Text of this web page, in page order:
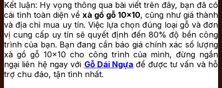
Kết luận: Hy vọng thông qua bài viết trên đây, bạn đã có
cái tình toàn diện về xà gồ gỗ 10×10, cũng như giá thành
và địa chỉ mua uy tín. Việc lựa chọn đúng loại gỗ và đơn
vị cung cấp uy tín sẽ quyết định đến 80% độ bền công
trình của bạn. Bạn đang cần báo giá chính xác số lượng
xà gồ gỗ 10×10 cho công trình của mình, đừng ngần
ngại liên hệ ngay với Gỗ Dái Ngựa để được tư vấn và hỗ
trợ chu đáo, tận tình nhất.